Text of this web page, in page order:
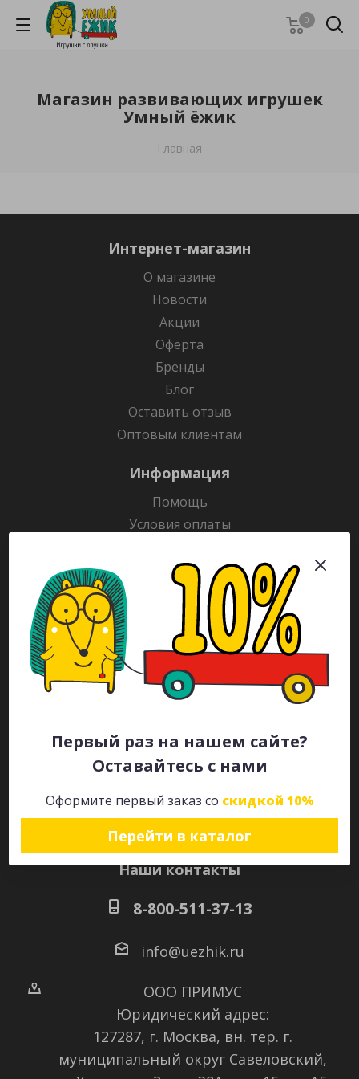
Первый раз на нашем сайте?
Оставайтесь с нами
Оформите первый заказ со скидкой 10%
Перейти в каталог
0
Магазин развивающих игрушек
Умный ёжик
Главная
Интернет-магазин
О магазине
Новости
Акции
Оферта
Бренды
Блог
Оставить отзыв
Оптовым клиентам
Информация
Помощь
Условия оплаты
Гарантия на товар
Раскраски
Рекламодателям
Каталог
Будьте всегда в курсе!
Наши контакты
8-800-511-37-13
info@uezhik.ru
ООО ПРИМУС
Юридический адрес:
127287, г. Москва, вн. тер. г.
муниципальный округ Савеловский,